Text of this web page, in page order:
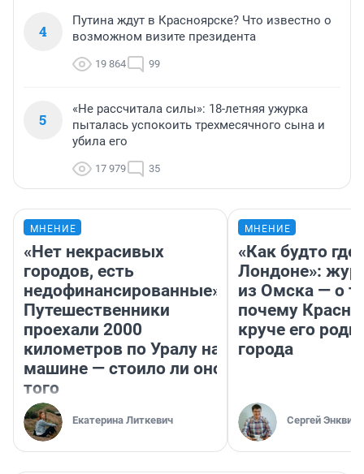
4
Путина ждут в Красноярске? Что известно о
возможном визите президента
19 864 99
5
«Не рассчитала силы»: 18-летняя ужурка
пыталась успокоить трехмесячного сына и
убила его
17 979 35
МНЕНИЕ
«Нет некрасивых
городов, есть
недофинансированные».
Путешественники
проехали 2000
километров по Уралу на
машине — стоило ли оно
того
Екатерина Литкевич
МНЕНИЕ
«Как будто
Лондоне»:
из Омска — о
почему
круче его
города
Сергей Энквист